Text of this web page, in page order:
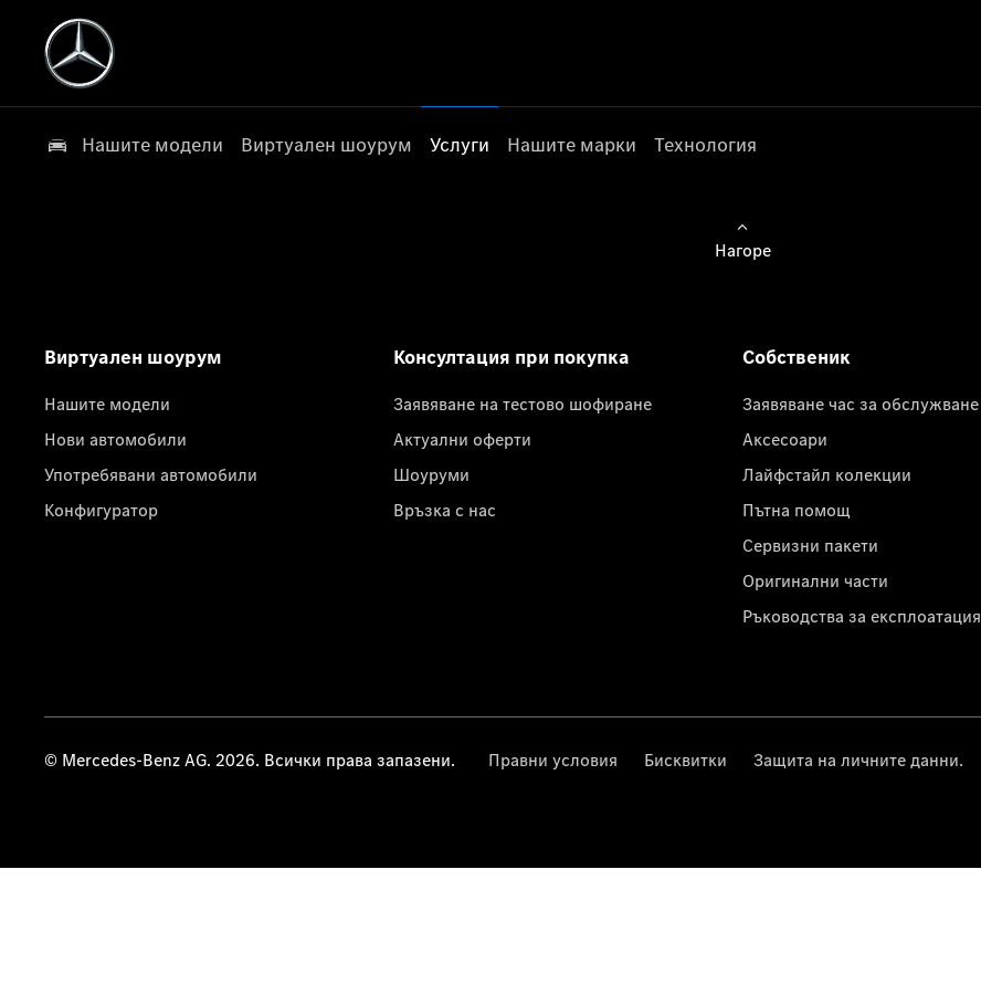
Нашите модели Виртуален шоурум Услуги Нашите марки Технология
Нагоре
Виртуален шоурум
Нашите модели
Нови автомобили
Употребявани автомобили
Конфигуратор
Консултация при покупка
Заявяване на тестово шофиране
Актуални оферти
Шоуруми
Връзка с нас
Собственик
Заявяване час за обслужване
Аксесоари
Лайфстайл колекции
Пътна помощ
Сервизни пакети
Оригинални части
Ръководства за експлоатация
© Mercedes-Benz AG. 2026. Всички права запазени. Правни условия Бисквитки Защита на личните данни.